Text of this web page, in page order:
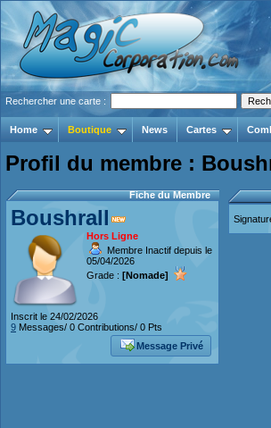
Rechercher une carte :
Home Boutique News Cartes
Profil du membre :
Fiche du Membre
Boushrall
Hors Ligne
Membre Inactif depuis le
05/04/2026
Grade : [Nomade]
Inscrit le 24/02/2026
9 Messages/ 0 Contributions/ 0 Pts
Message Privé